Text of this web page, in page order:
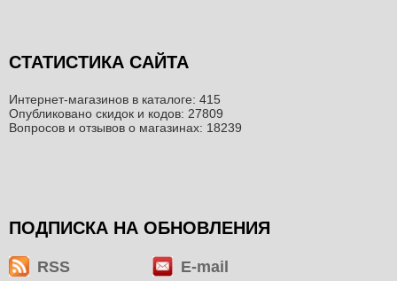
СТАТИСТИКА САЙТА
Интернет-магазинов в каталоге: 415
Опубликовано скидок и кодов: 27809
Вопросов и отзывов о магазинах: 18239
ПОДПИСКА НА ОБНОВЛЕНИЯ
RSS E-mail